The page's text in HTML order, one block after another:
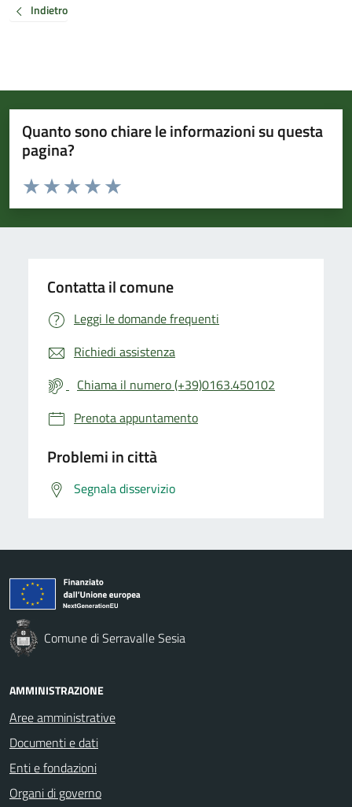
Indietro
Quanto sono chiare le informazioni su questa
pagina?
Valuta da 1 a 5 stelle la pagina
Valuta 5 stelle su 5
Valuta 4 stelle su 5
Valuta 3 stelle su 5
Valuta 2 stelle su 5
Valuta 1 stelle su 5
Contatta il comune
Leggi le domande frequenti
Richiedi assistenza
Chiama il numero (+39)0163.450102
Prenota appuntamento
Problemi in città
Segnala disservizio
Comune di Serravalle Sesia
AMMINISTRAZIONE
Aree amministrative
Documenti e dati
Enti e fondazioni
Organi di governo